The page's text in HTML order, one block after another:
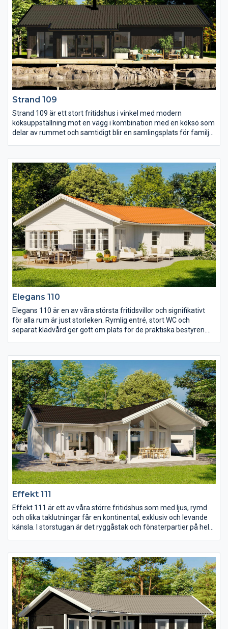
Strand 109
Strand 109 är ett stort fritidshus i vinkel med modern
köksuppställning mot en vägg i kombination med en köksö som
delar av rummet och samtidigt blir en samlingsplats för familj
inne/ute-känsla. I vinkeln ligger det stora sovrummet separerat
från övriga huset och här finns även WC och klädvård.
Elegans 110
Elegans 110 är en av våra största fritidsvillor och signifikativt
för alla rum är just storleken. Rymlig entré, stort WC och
separat klädvård ger gott om plats för de praktiska bestyren.
planlösning med kök, matplats och storstuga. Ryggåstaket ger
extra rymd och skapar ett härligt rum för många att trivas och
umgås i.
Effekt 111
Effekt 111 är ett av våra större fritidshus som med ljus, rymd
och olika taklutningar får en kontinental, exklusiv och levande
känsla. I storstugan är det ryggåstak och fönsterpartier på hela
Matplatsen har även försetts med lyftskjutdörrar och öppnar
man upp är det nästan som att sitta ute och äta. Här finns även
ett praktiskt kök med gott om arbetsytor, ett WC, tre sovrum
och dessutom två takförsedda terrasser.